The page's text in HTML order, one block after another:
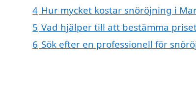
4 Hur mycket kostar snöröjning i
5 Vad hjälper till att bestämma
6 Sök efter en professionell för